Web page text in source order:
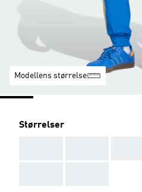
Modellens størrelse
Størrelser